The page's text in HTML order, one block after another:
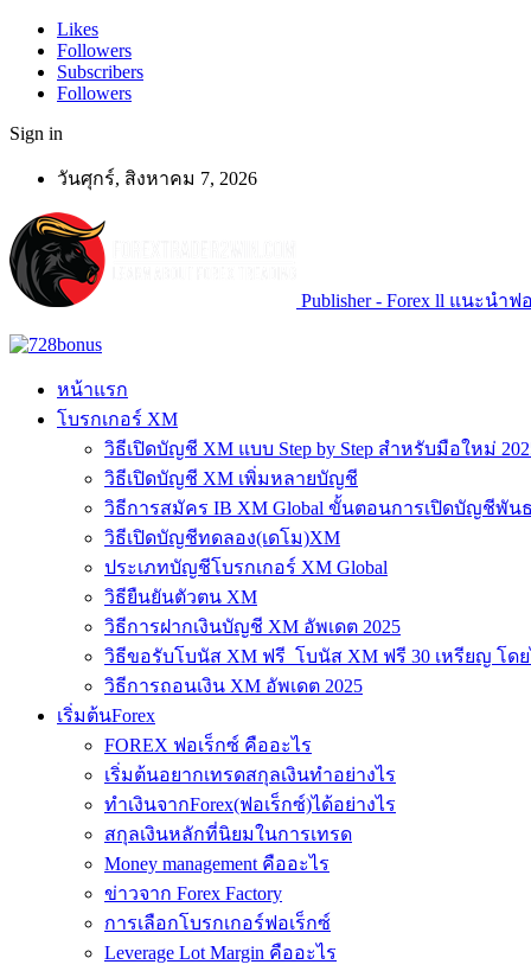
Likes
Followers
Subscribers
Followers
Sign in
วันศุกร์, สิงหาคม 7, 2026
Publisher - Forex ll แนะนำ
หน้าแรก
โบรกเกอร์ XM
วิธีเปิดบัญชี XM แบบ Step by Step สำหรับมือใหม่
วิธีเปิดบัญชี XM เพิ่มหลายบัญชี
วิธีการสมัคร IB XM Global ขั้นตอนการเปิดบัญชีพันธ
วิธีเปิดบัญชีทดลอง(เดโม)XM
ประเภทบัญชีโบรกเกอร์ XM Global
วิธียืนยันตัวตน XM
วิธีการฝากเงินบัญชี XM อัพเดต 2025
วิธีขอรับโบนัส XM ฟรี โบนัส XM ฟรี 30 เหรียญ โดย
วิธีการถอนเงิน XM อัพเดต 2025
เริ่มต้นForex
FOREX ฟอเร็กซ์ คืออะไร
เริ่มต้นอยากเทรดสกุลเงินทำอย่างไร
ทำเงินจากForex(ฟอเร็กซ์)ได้อย่างไร
สกุลเงินหลักที่นิยมในการเทรด
Money management คืออะไร
ข่าวจาก Forex Factory
การเลือกโบรกเกอร์ฟอเร็กซ์
Leverage Lot Margin คืออะไร